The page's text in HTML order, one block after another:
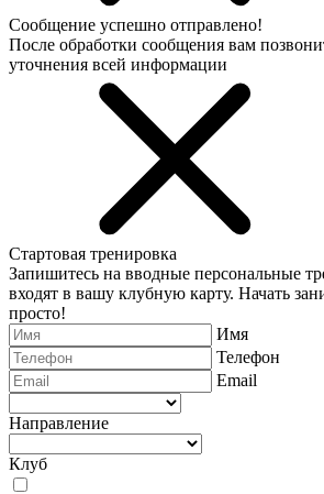
Сообщение успешно отправлено!
После обработки сообщения вам
уточнения всей информации
Стартовая тренировка
Запишитесь на вводные персональные
входят в вашу клубную карту. Начать
просто!
Имя
Телефон
Email
Направление
Клуб